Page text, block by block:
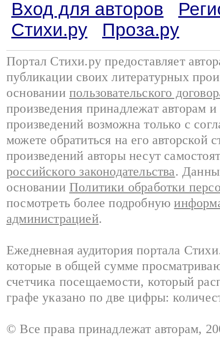
Вход для авторов
Стихи.ру
Проза.ру
Портал Стихи.ру предоставляет
публикации своих литературных
основании пользовательского
произведения принадлежат авторам
произведений возможна только с
можете обратиться на его авторской
произведений авторы несут
российского законодательства.
основании Политики обработки
посмотреть более подробную
администрацией.
Ежедневная аудитория портала
которые в общей сумме
счетчика посещаемости, который
графе указано по две цифры:
© Все права принадлежат авторам,